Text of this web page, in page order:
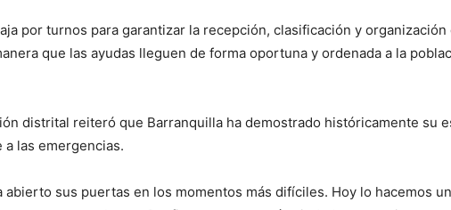
por turnos para garantizar la recepción, clasificación y organización
que las ayudas lleguen de forma oportuna y ordenada a la
distrital reiteró que Barranquilla ha demostrado históricamente su
las emergencias.
abierto sus puertas en los momentos más difíciles. Hoy lo hacemos